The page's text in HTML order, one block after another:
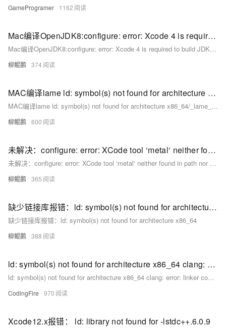
GameProgramer 1162
Mac编译OpenJDK8:configure: error: Xcode 4 is required to build JDK 8, the version found was 10.1config
Mac编译OpenJDK8:configure: error: Xcode 4 is required to build JDK 8, the version found was 10.1config
柳鲲鹏 374
MAC编译lame ld: symbol(s) not found for architecture x86_64/_lame_init_old“, referenced from
MAC编译lame ld: symbol(s) not found for architecture x86_64/_lame_init_old“, referenced from
柳鲲鹏 600
未解决：configure: error: XCode tool ‘metal‘ neither found in path nor with xcrunchecking for metal...
未解决：configure: error: XCode tool ‘metal‘ neither found in path nor with xcrunchecking for metal...
柳鲲鹏 365
缺少链接库报错：ld: symbol(s) not found for architecture x86_64
缺少链接库报错：ld: symbol(s) not found for architecture x86_64
柳鲲鹏 388
ld: symbol(s) not found for architecture x86_64 clang: error: linker command failed with exit code 1
ld: symbol(s) not found for architecture x86_64 clang: error: linker command failed with exit code 1
CodingFire 970
Xcode12.x报错： ld: library not found for -lstdc++.6.0.9